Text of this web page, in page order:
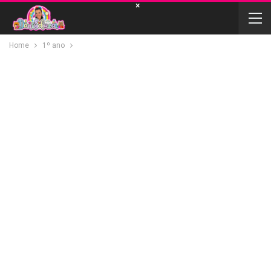
Home 1º ano
×